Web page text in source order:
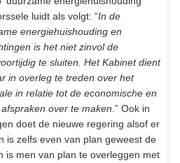
luidt als volgt: “In de
energiehuishouding en
is het niet zinvol de
te sluiten. Het Kabinet dient
in overleg te treden over het
in relatie tot de economische en
over te maken .” Ook in
doet de nieuwe regering alsof er
is zelfs even van plan geweest de
is men van plan te overleggen met